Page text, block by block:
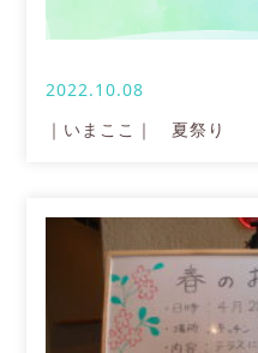
2022.10.08
｜いまここ｜ 夏祭り